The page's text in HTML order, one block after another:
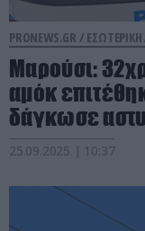
PRONEWS.GR /
Μαρούσι:
αμόκ
δάγκωσε
25.09.2025 | 10:37